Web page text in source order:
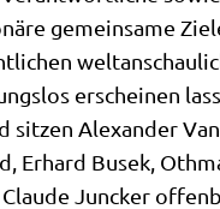
gemein­sa­me
erschei­nen
sit­zen Alex­an­der
Erhard Busek,
Clau­de Jun­cker